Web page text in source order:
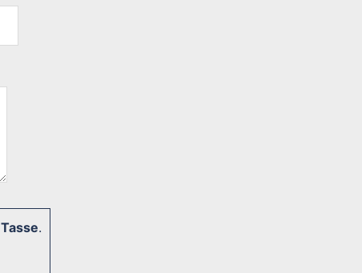
Tasse.